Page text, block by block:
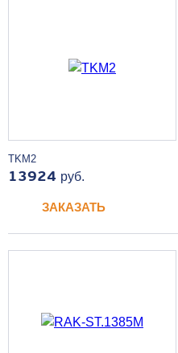
TKM2
13924 руб.
ЗАКАЗАТЬ